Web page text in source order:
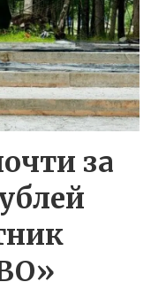
за